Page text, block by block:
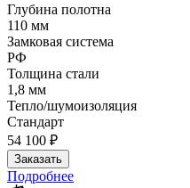
Глубина полотна
110 мм
Замковая система
РФ
Толщина стали
1,8 мм
Тепло/шумоизоляция
Стандарт
54 100 ₽
Заказать
Подробнее